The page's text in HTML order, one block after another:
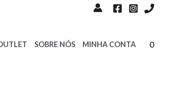
SOBRE NÓS MINHA CONTA 0